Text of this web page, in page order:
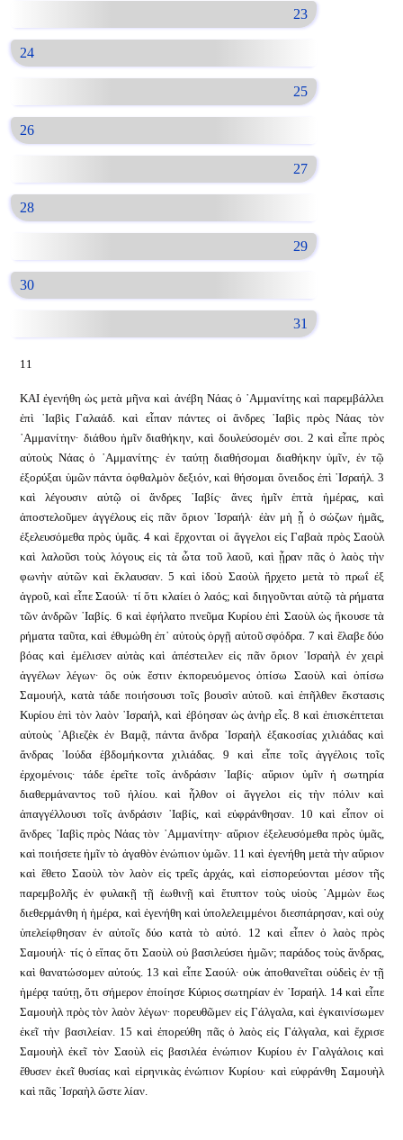
23
24
25
26
27
28
29
30
31
11
ΚΑΙ ἐγενήθη ὡς μετὰ μῆνα καὶ ἀνέβη Νάας ὁ ᾿Αμμανίτης καὶ παρεμβάλλει
ἐπὶ ᾿Ιαβὶς Γαλαάδ. καὶ εἶπαν πάντες οἱ ἄνδρες ᾿Ιαβὶς πρὸς Νάας τὸν
᾿Αμμανίτην· διάθου ἡμῖν διαθήκην, καὶ δουλεύσομέν σοι. 2 καὶ εἶπε πρὸς
αὐτοὺς Νάας ὁ ᾿Αμμανίτης· ἐν ταύτῃ διαθήσομαι διαθήκην ὑμῖν, ἐν τῷ
ἐξορύξαι ὑμῶν πάντα ὀφθαλμὸν δεξιόν, καὶ θήσομαι ὄνειδος ἐπὶ ᾿Ισραήλ. 3
καὶ λέγουσιν αὐτῷ οἱ ἄνδρες ᾿Ιαβίς· ἄνες ἡμῖν ἑπτὰ ἡμέρας, καὶ
ἀποστελοῦμεν ἀγγέλους εἰς πᾶν ὅριον ᾿Ισραήλ· ἐὰν μὴ ᾖ ὁ σώζων ἡμᾶς,
ἐξελευσόμεθα πρὸς ὑμᾶς. 4 καὶ ἔρχονται οἱ ἄγγελοι εἰς Γαβαὰ πρὸς Σαοὺλ
καὶ λαλοῦσι τοὺς λόγους εἰς τὰ ὦτα τοῦ λαοῦ, καὶ ᾖραν πᾶς ὁ λαὸς τὴν
φωνὴν αὐτῶν καὶ ἔκλαυσαν. 5 καὶ ἰδοὺ Σαοὺλ ἤρχετο μετὰ τὸ πρωΐ ἐξ
ἀγροῦ, καὶ εἶπε Σαούλ· τί ὅτι κλαίει ὁ λαός; καὶ διηγοῦνται αὐτῷ τὰ ρήματα
τῶν ἀνδρῶν ᾿Ιαβίς. 6 καὶ ἐφήλατο πνεῦμα Κυρίου ἐπὶ Σαοὺλ ὡς ἤκουσε τὰ
ρήματα ταῦτα, καὶ ἐθυμώθη ἐπ᾿ αὐτοὺς ὀργῇ αὐτοῦ σφόδρα. 7 καὶ ἔλαβε δύο
βόας καὶ ἐμέλισεν αὐτὰς καὶ ἀπέστειλεν εἰς πᾶν ὅριον ᾿Ισραὴλ ἐν χειρὶ
ἀγγέλων λέγων· ὃς οὐκ ἔστιν ἐκπορευόμενος ὀπίσω Σαοὺλ καὶ ὀπίσω
Σαμουήλ, κατὰ τάδε ποιήσουσι τοῖς βουσὶν αὐτοῦ. καὶ ἐπῆλθεν ἔκστασις
Κυρίου ἐπὶ τὸν λαὸν ᾿Ισραήλ, καὶ ἐβόησαν ὡς ἀνὴρ εἷς. 8 καὶ ἐπισκέπτεται
αὐτοὺς ᾿Αβιεζὲκ ἐν Βαμᾷ, πάντα ἄνδρα ᾿Ισραὴλ ἑξακοσίας χιλιάδας καὶ
ἄνδρας ᾿Ιούδα ἑβδομήκοντα χιλιάδας. 9 καὶ εἶπε τοῖς ἀγγέλοις τοῖς
ἐρχομένοις· τάδε ἐρεῖτε τοῖς ἀνδράσιν ᾿Ιαβίς· αὔριον ὑμῖν ἡ σωτηρία
διαθερμάναντος τοῦ ἡλίου. καὶ ἦλθον οἱ ἄγγελοι εἰς τὴν πόλιν καὶ
ἀπαγγέλλουσι τοῖς ἀνδράσιν ᾿Ιαβίς, καὶ εὐφράνθησαν. 10 καὶ εἶπον οἱ
ἄνδρες ᾿Ιαβὶς πρὸς Νάας τὸν ᾿Αμμανίτην· αὔριον ἐξελευσόμεθα πρὸς ὑμᾶς,
καὶ ποιήσετε ἡμῖν τὸ ἀγαθὸν ἐνώπιον ὑμῶν. 11 καὶ ἐγενήθη μετὰ τὴν αὔριον
καὶ ἔθετο Σαοὺλ τὸν λαὸν εἰς τρεῖς ἀρχάς, καὶ εἰσπορεύονται μέσον τῆς
παρεμβολῆς ἐν φυλακῇ τῇ ἑωθινῇ καὶ ἔτυπτον τοὺς υἱοὺς ᾿Αμμὼν ἕως
διεθερμάνθη ἡ ἡμέρα, καὶ ἐγενήθη καὶ ὑπολελειμμένοι διεσπάρησαν, καὶ οὐχ
ὑπελείφθησαν ἐν αὐτοῖς δύο κατὰ τὸ αὐτό. 12 καὶ εἶπεν ὁ λαὸς πρὸς
Σαμουήλ· τίς ὁ εἴπας ὅτι Σαοὺλ οὐ βασιλεύσει ἡμῶν; παράδος τοὺς ἄνδρας,
καὶ θανατώσομεν αὐτούς. 13 καὶ εἶπε Σαούλ· οὐκ ἀποθανεῖται οὐδεὶς ἐν τῇ
ἡμέρᾳ ταύτῃ, ὅτι σήμερον ἐποίησε Κύριος σωτηρίαν ἐν ᾿Ισραήλ. 14 καὶ εἶπε
Σαμουὴλ πρὸς τὸν λαὸν λέγων· πορευθῶμεν εἰς Γάλγαλα, καὶ ἐγκαινίσωμεν
ἐκεῖ τὴν βασιλείαν. 15 καὶ ἐπορεύθη πᾶς ὁ λαὸς εἰς Γάλγαλα, καὶ ἔχρισε
Σαμουὴλ ἐκεῖ τὸν Σαοὺλ εἰς βασιλέα ἐνώπιον Κυρίου ἐν Γαλγάλοις καὶ
ἔθυσεν ἐκεῖ θυσίας καὶ εἰρηνικὰς ἐνώπιον Κυρίου· καὶ εὐφράνθη Σαμουὴλ
καὶ πᾶς ᾿Ισραὴλ ὥστε λίαν.